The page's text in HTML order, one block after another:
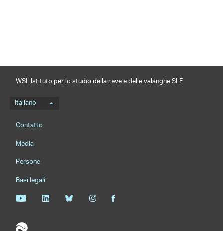
WSL Istituto per lo studio della neve e delle valanghe SLF
Menu della lingua
Italiano
Footernavigation
Contatto
Media
Persone
Basi legali